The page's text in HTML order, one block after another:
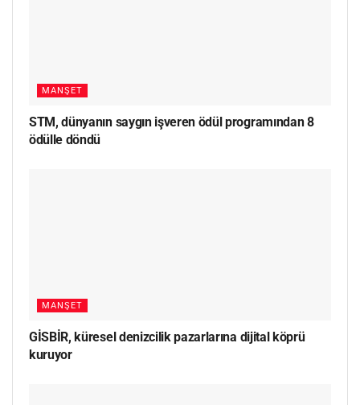
MANŞET
STM, dünyanın saygın işveren ödül programından 8
ödülle döndü
MANŞET
GİSBİR, küresel denizcilik pazarlarına dijital köprü
kuruyor